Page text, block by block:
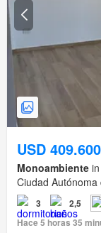
USD 409.600
Monoambiente
Ciudad
3 2,5
Hace 5 horas 35